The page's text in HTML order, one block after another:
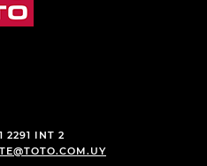
2291 INT 2